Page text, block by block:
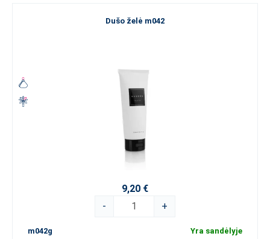
Dušo želė m042
9,20 €
-
+
m042g Yra sandėlyje